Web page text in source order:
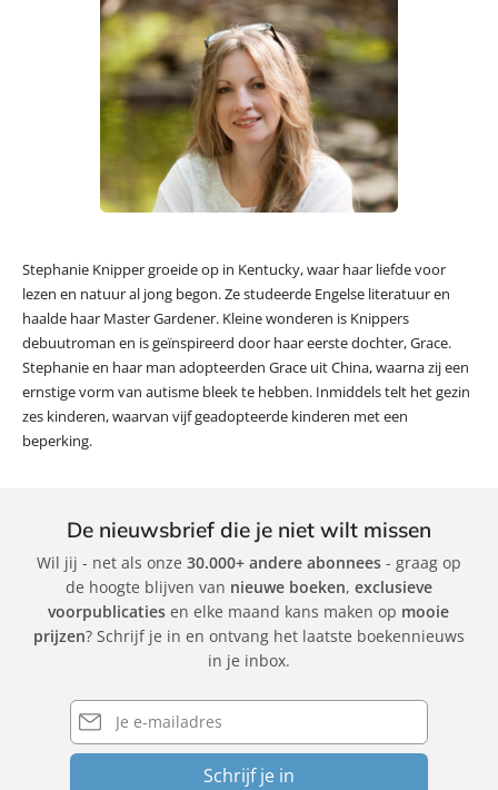
Stephanie Knipper groeide op in Kentucky, waar haar liefde voor
lezen en natuur al jong begon. Ze studeerde Engelse literatuur en
haalde haar Master Gardener. Kleine wonderen is Knippers
debuutroman en is geïnspireerd door haar eerste dochter, Grace.
Stephanie en haar man adopteerden Grace uit China, waarna zij een
ernstige vorm van autisme bleek te hebben. Inmiddels telt het gezin
zes kinderen, waarvan vijf geadopteerde kinderen met een
beperking.
De nieuwsbrief die je niet wilt missen
Wil jij - net als onze 30.000+ andere abonnees- graag op
de hoogte blijven van nieuwe boeken, exclusieve
voorpublicaties en elke maand kans maken op mooie
prijzen? Schrijf je in en ontvang het laatste boekennieuws
in je inbox.
E-
mailadres
Schrijf je in